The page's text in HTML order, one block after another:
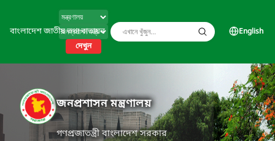
বাংলাদেশ জাতীয় তথ্য বাতায়ন
দেখুন
English
জনপ্রশাসন মন্ত্রণালয়
গণপ্রজাতন্ত্রী বাংলাদেশ সরকার